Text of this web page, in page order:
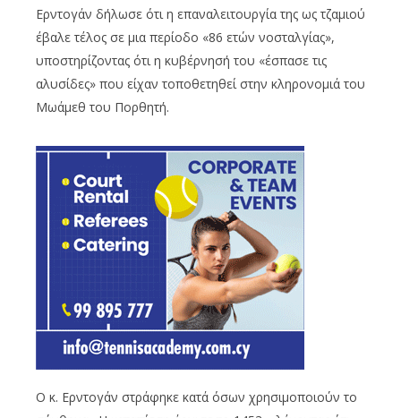
Ερντογάν δήλωσε ότι η επαναλειτουργία της ως τζαμιού
έβαλε τέλος σε μια περίοδο «86 ετών νοσταλγίας»,
υποστηρίζοντας ότι η κυβέρνησή του «έσπασε τις
αλυσίδες» που είχαν τοποθετηθεί στην κληρονομιά του
Μωάμεθ του Πορθητή.
Ο κ. Ερντογάν στράφηκε κατά όσων χρησιμοποιούν το